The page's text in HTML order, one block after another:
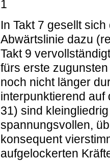
In Takt 7 gesellt
Abwärtslinie dazu
Takt 9
fürs erste
noch nicht länger
interpunktierend auf
31) sind
spannungsvollen,
konsequent
aufgelockerten